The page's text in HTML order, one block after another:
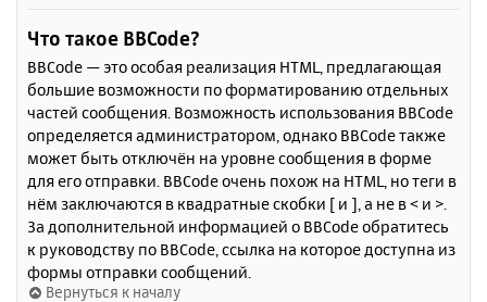
Что такое BBCode?
BBCode — это особая реализация HTML, предлагающая
большие возможности по форматированию отдельных
частей сообщения. Возможность использования BBCode
определяется администратором, однако BBCode также
может быть отключён на уровне сообщения в форме
для его отправки. BBCode очень похож на HTML, но теги в
нём заключаются в квадратные скобки [ и ], а не в < и >.
За дополнительной информацией о BBCode обратитесь
к руководству по BBCode, ссылка на которое доступна из
формы отправки сообщений.
Вернуться к началу